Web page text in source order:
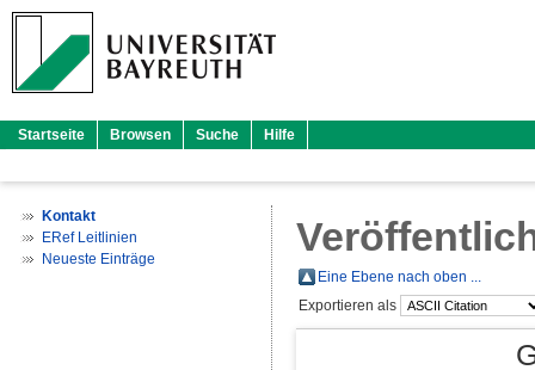
Startseite Browsen Suche Hilfe
Kontakt
ERef Leitlinien
Neueste Einträge
Eine Ebene nach oben ...
Exportieren als